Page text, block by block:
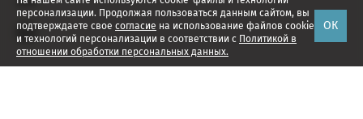
персонализации. Продолжая пользоваться данным сайтом, вы
подтверждаете свое согласие на использование файлов cookie
и технологий персонализации в соответствии с Политикой в
отношении обработки персональных данных.
ОК
2026